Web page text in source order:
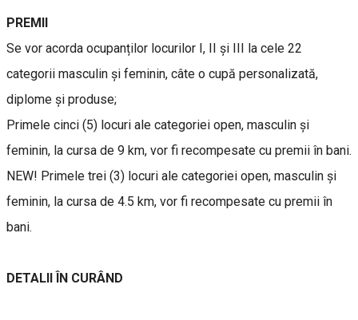
PREMII
Se vor acorda ocupanților locurilor I, II și III la cele 22
categorii masculin și feminin, câte o cupă personalizată,
diplome și produse;
Primele cinci (5) locuri ale categoriei open, masculin și
feminin, la cursa de 9 km, vor fi recompesate cu premii în bani.
NEW! Primele trei (3) locuri ale categoriei open, masculin și
feminin, la cursa de 4.5 km, vor fi recompesate cu premii în
bani.
DETALII ÎN CURÂND